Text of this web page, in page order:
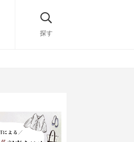
探す